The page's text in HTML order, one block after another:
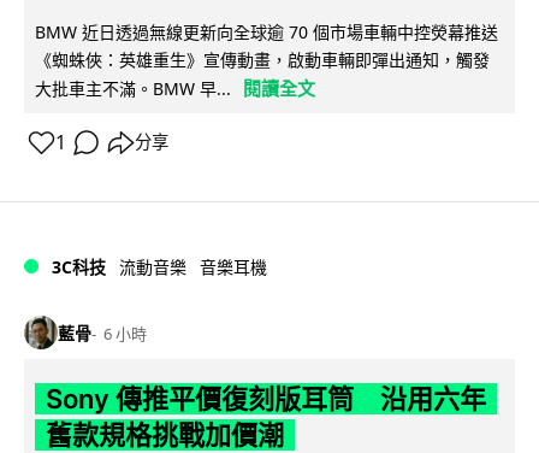
BMW 近日透過無線更新向全球逾 70 個市場車輛中控熒幕推送
《蜘蛛俠：英雄重生》宣傳動畫，啟動車輛即彈出通知，觸發
大批車主不滿。BMW 早...
閱讀全文
1 分享
3C科技 流動音樂 音樂耳機
藍骨 6 小時
Sony 傳推平價復刻版耳筒 沿用六年
舊款規格挑戰加價潮